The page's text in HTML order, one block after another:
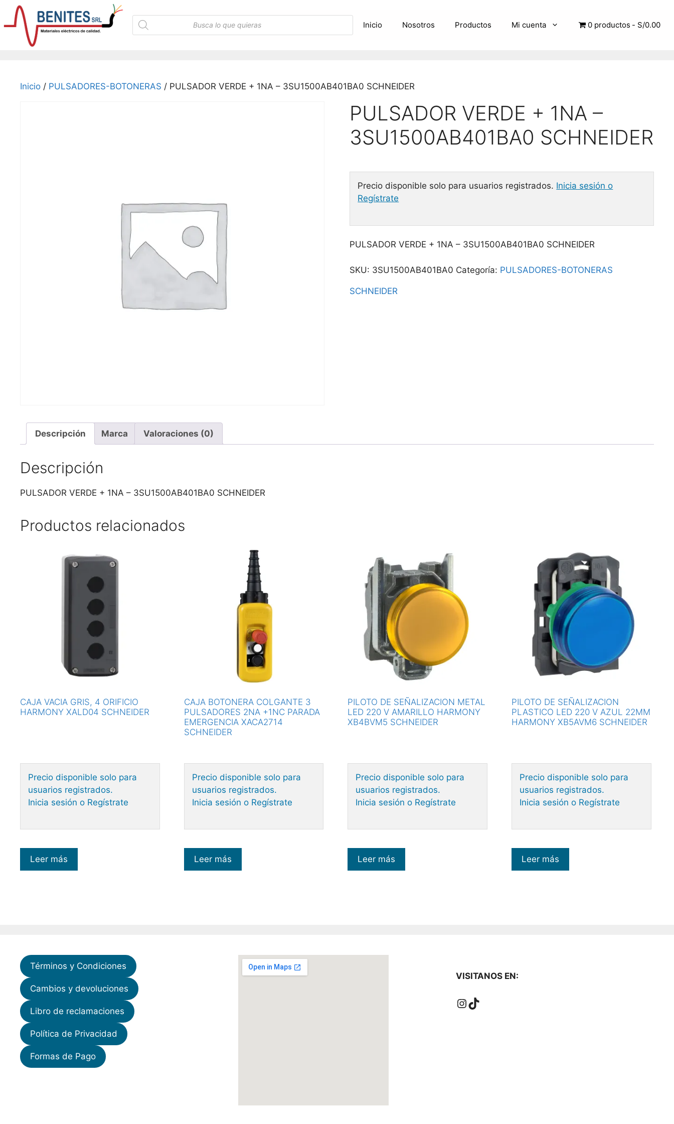
Saltar
contenido
Búsqueda
de
productos
Inicio Nosotros Productos Mi cuenta 0 productos S/0.00
Inicio / PULSADORES-BOTONERAS / PULSADOR VERDE + 1NA – 3SU1500AB401BA0 SCHNEIDER
PULSADOR VERDE + 1NA –
3SU1500AB401BA0 SCHNEIDER
Precio disponible solo para usuarios registrados. Inicia sesión o
Regístrate
PULSADOR VERDE + 1NA – 3SU1500AB401BA0 SCHNEIDER
SKU: 3SU1500AB401BA0 Categoría: PULSADORES-BOTONERAS
SCHNEIDER
Descripción Marca Valoraciones (0)
Descripción
PULSADOR VERDE + 1NA – 3SU1500AB401BA0 SCHNEIDER
Productos relacionados
CAJA VACIA GRIS, 4 ORIFICIO
HARMONY XALD04 SCHNEIDER
Precio disponible solo para
usuarios registrados.
Inicia sesión o Regístrate
Leer más
CAJA BOTONERA COLGANTE 3
PULSADORES 2NA +1NC PARADA
EMERGENCIA XACA2714
SCHNEIDER
Precio disponible solo para
usuarios registrados.
Inicia sesión o Regístrate
Leer más
PILOTO DE SEÑALIZACION METAL
LED 220 V AMARILLO HARMONY
XB4BVM5 SCHNEIDER
Precio disponible solo para
usuarios registrados.
Inicia sesión o Regístrate
Leer más
PILOTO DE SEÑALIZACION
PLASTICO LED 220 V AZUL 22MM
HARMONY XB5AVM6 SCHNEIDER
Precio disponible solo para
usuarios registrados.
Inicia sesión o Regístrate
Leer más
Términos y Condiciones
Cambios y devoluciones
Libro de reclamaciones
Política de Privacidad
Formas de Pago
VISITANOS EN:
Instagram
TikTok